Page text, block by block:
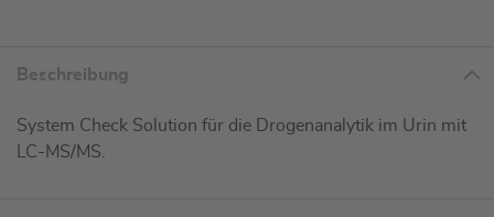
Beschreibung
System Check Solution für die Drogenanalytik im Urin mit
LC-MS/MS.